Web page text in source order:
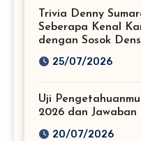
Trivia Denny
Seberapa Kenal
dengan Sosok
25/07/2026
Uji
2026 dan Jawaban
20/07/2026